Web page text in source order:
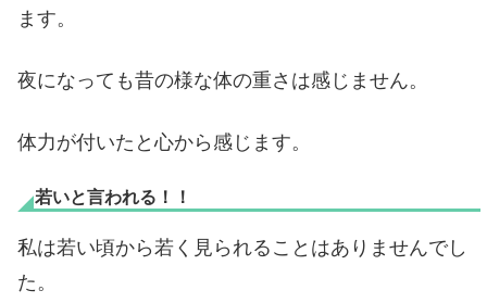
ます。
夜になっても昔の様な体の重さは感じません。
体力が付いたと心から感じます。
若いと言われる！！
私は若い頃から若く見られることはありませんでし
た。